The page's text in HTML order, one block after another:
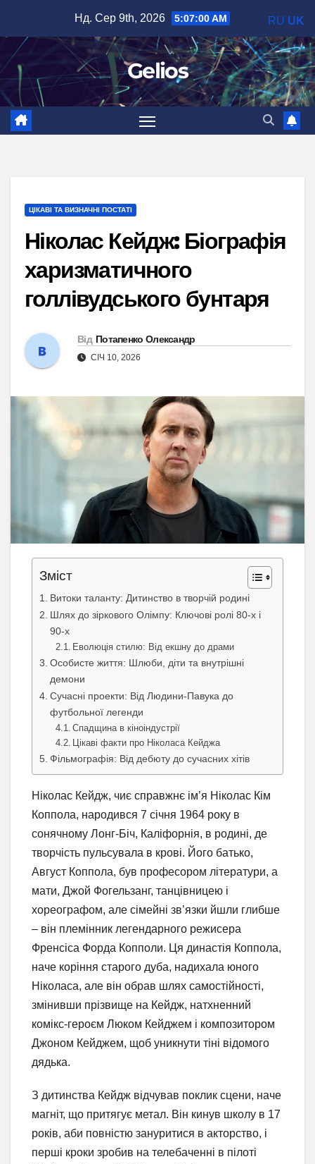
вмісту
Нд. Сер 9th, 2026 5:07:01 AM
Gelios
ЦІКАВІ ТА ВИЗНАЧНІ ПОСТАТІ
Ніколас Кейдж: Біографія
харизматичного
голлівудського бунтаря
Від Потапенко Олександр
СІЧ 10, 2026
Зміст
Витоки таланту: Дитинство в творчій родині
Шлях до зіркового Олімпу: Ключові ролі 80-х і
90-х
Еволюція стилю: Від екшну до драми
Особисте життя: Шлюби, діти та внутрішні
демони
Сучасні проекти: Від Людини-Павука до
футбольної легенди
Спадщина в кіноіндустрії
Цікаві факти про Ніколаса Кейджа
Фільмографія: Від дебюту до сучасних хітів
Ніколас Кейдж, чиє справжнє ім’я Ніколас Кім
Коппола, народився 7 січня 1964 року в
сонячному Лонг-Біч, Каліфорнія, в родині, де
творчість пульсувала в крові. Його батько,
Август Коппола, був професором літератури, а
мати, Джой Фогельзанг, танцівницею і
хореографом, але сімейні зв’язки йшли глибше
– він племінник легендарного режисера
Френсіса Форда Копполи. Ця династія Коппола,
наче коріння старого дуба, надихала юного
Ніколаса, але він обрав шлях самостійності,
змінивши прізвище на Кейдж, натхненний
комікс-героєм Люком Кейджем і композитором
Джоном Кейджем, щоб уникнути тіні відомого
дядька.
З дитинства Кейдж відчував поклик сцени, наче
магніт, що притягує метал. Він кинув школу в 17
років, аби повністю зануритися в акторство, і
перші кроки зробив на телебаченні в пілоті
RU UK